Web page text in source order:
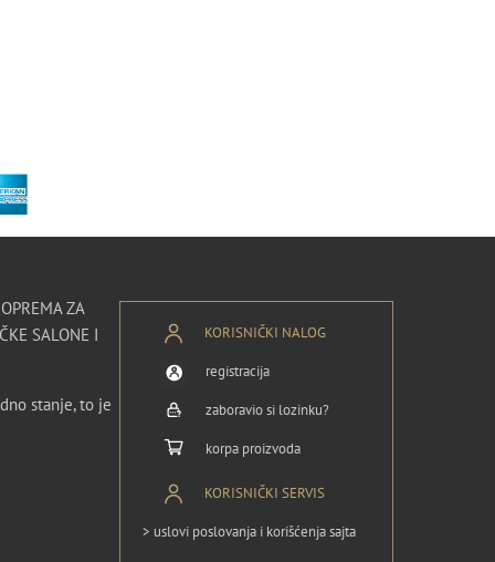
ZA
SALONE I
stanje, to je
KORISNIČKI NALOG
registracija
zaboravio si lozinku?
korpa proizvoda
KORISNIČKI SERVIS
> uslovi poslovanja i korišćenja sajta